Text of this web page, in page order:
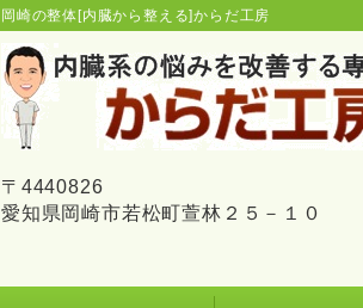
岡崎の整体[内臓から整える]からだ工房
〒4440826
愛知県岡崎市若松町萱林２５－１０